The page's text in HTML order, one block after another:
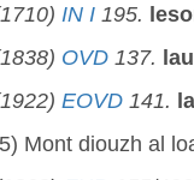
IN I 195.
OVD 137.
EOVD 141.
Mont diouzh al